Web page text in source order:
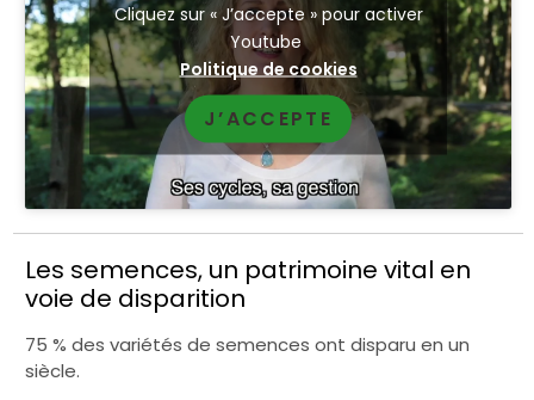
Cliquez sur « J’accepte » pour activer
Youtube
Politique de cookies
J’ACCEPTE
Les semences, un patrimoine vital en
voie de disparition
75 % des variétés de semences ont disparu en un
siècle.